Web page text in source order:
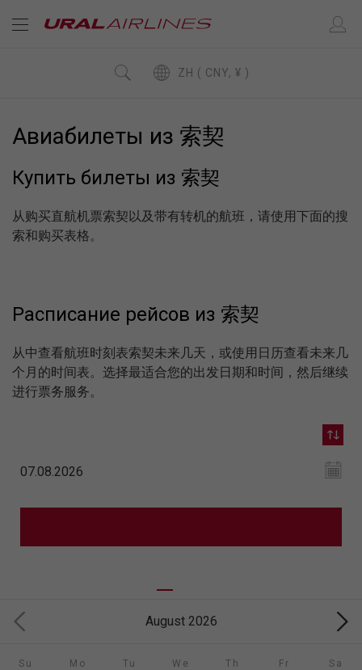
ZH ( CNY, ¥ )
Авиабилеты из 索契
Купить билеты из 索契
从购买直航机票索契以及带有转机的航班，请使用下面的搜
索和购买表格。
Расписание рейсов из 索契
从中查看航班时刻表索契未来几天，或使用日历查看未来几
个月的时间表。选择最适合您的出发日期和时间，然后继续
进行票务服务。
August 2026
Su Mo Tu We Th Fr Sa